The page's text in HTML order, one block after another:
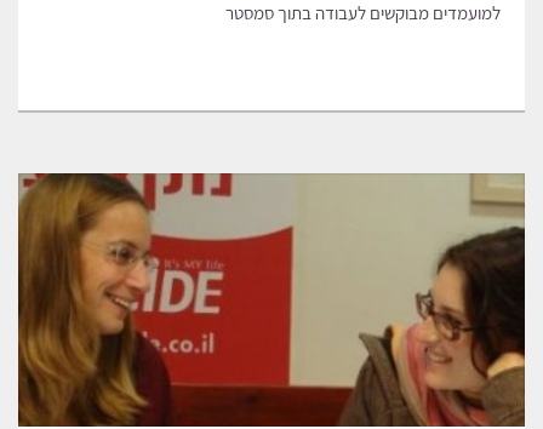
למועמדים מבוקשים לעבודה בתוך סמסטר